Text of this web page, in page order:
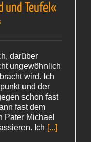
und Teufel«
darüber
ungewöhnlich
wird. Ich
und der
schon fast
fast dem
Pater Michael
Ich [...]